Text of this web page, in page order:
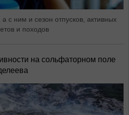
а с ним и сезон отпусков, активных
и походов
на сольфаторном поле